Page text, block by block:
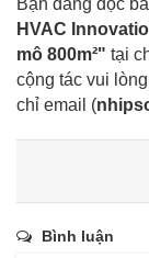
Bạn đang đọc
HVAC
mô 800m²" tại
cộng tác vui
chỉ email (
Bình luận